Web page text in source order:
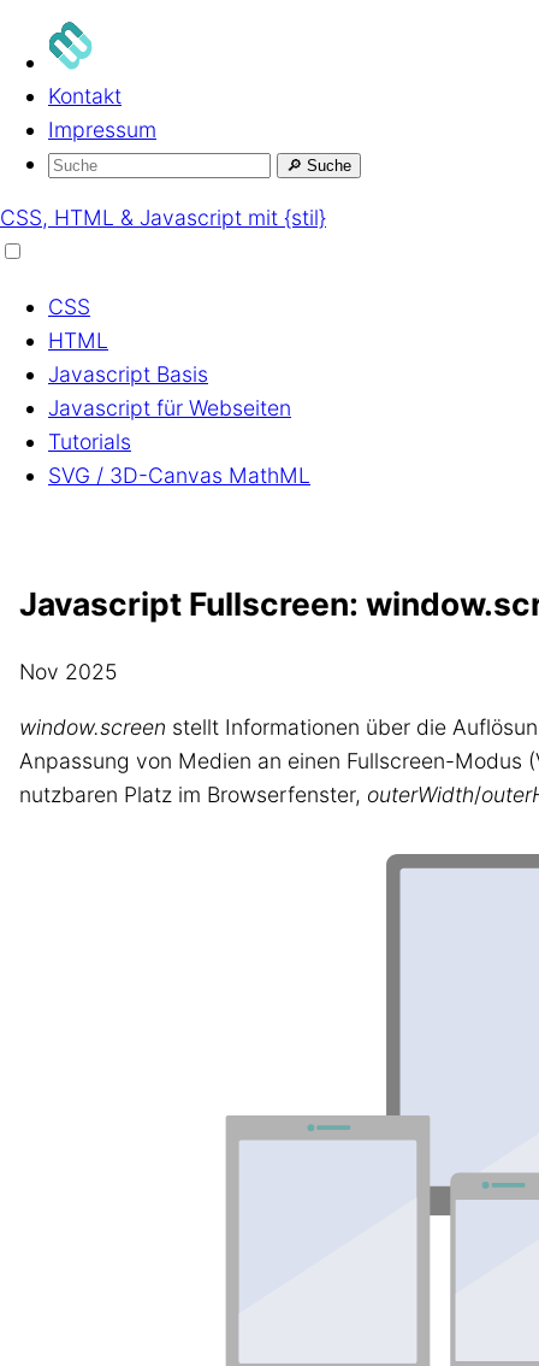
Kontakt
Impressum
🔎 Suche
CSS, HTML & Javascript mit {stil}
CSS
HTML
Javascript Basis
Javascript für Webseiten
Tutorials
SVG / 3D-Canvas MathML
Javascript Fullscreen:
Nov 2025
window.screen stellt Informationen über die
Anpassung von Medien an einen Fullscreen-Modus
nutzbaren Platz im Browserfenster, outerWidth/